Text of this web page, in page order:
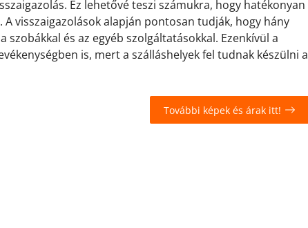
Ez lehetővé teszi számukra, hogy hatékonyan
A visszaigazolások alapján pontosan tudják, hogy hány
és az egyéb szolgáltatásokkal. Ezenkívül a
is, mert a szálláshelyek fel tudnak készülni a
További képek és árak itt!